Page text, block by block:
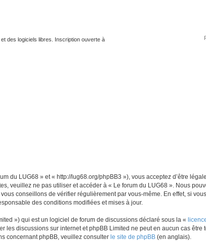
des logiciels libres. Inscription ouverte à
du LUG68 » et « http://lug68.org/phpBB3 »), vous acceptez d’être
veuillez ne pas utiliser et accéder à « Le forum du LUG68 ». Nous
conseillons de vérifier régulièrement par vous-même. En effet, si
des conditions modifiées et mises à jour.
») qui est un logiciel de forum de discussions déclaré sous la «
les discussions sur internet et phpBB Limited ne peut en aucun cas être
concernant phpBB, veuillez consulter le site de phpBB (en anglais).